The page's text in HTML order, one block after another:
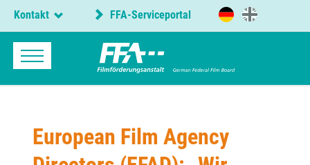
Kontakt FFA-Serviceportal
European Film Agency